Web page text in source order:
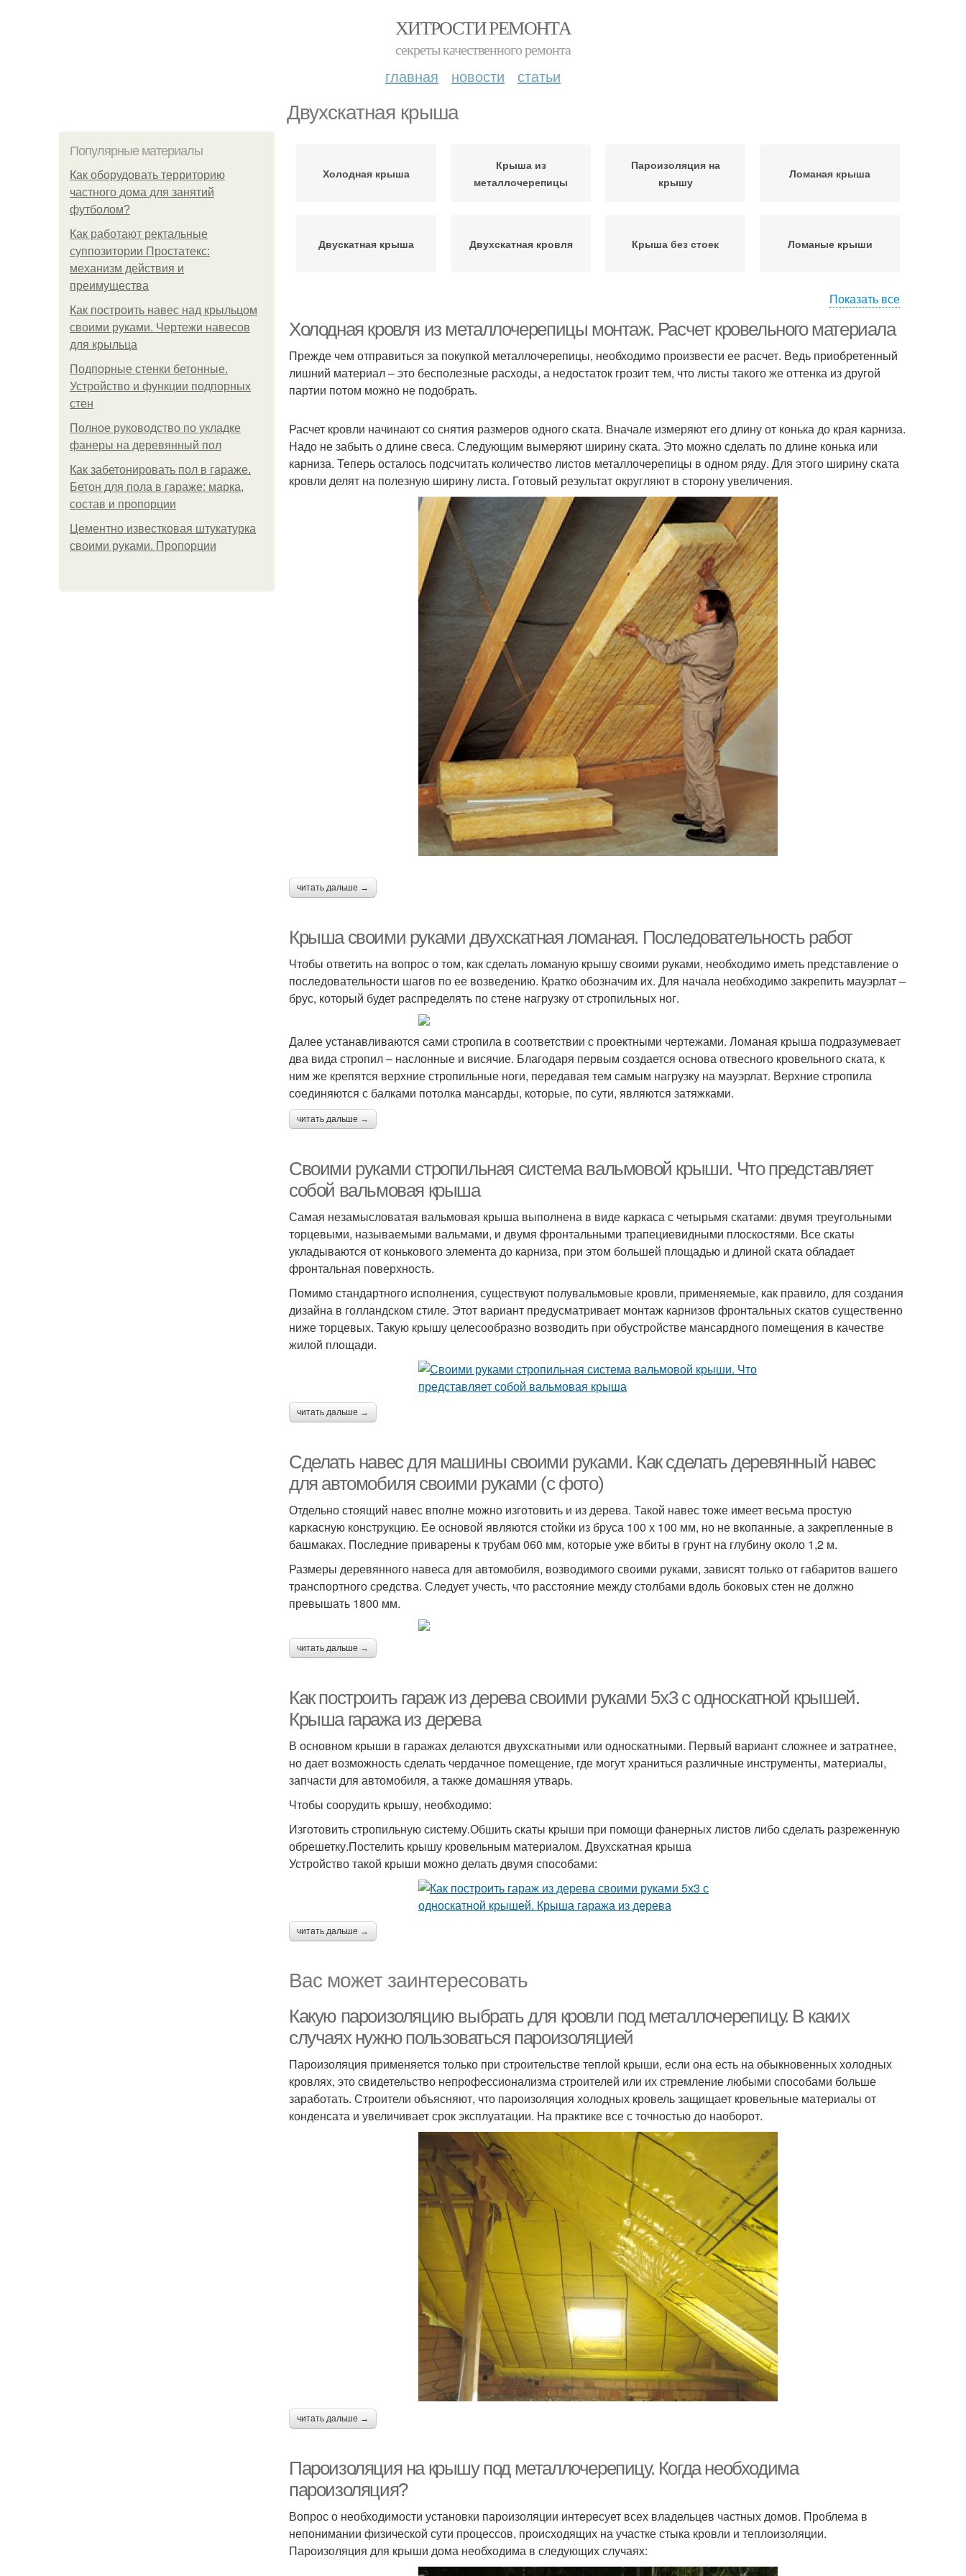
ХИТРОСТИ РЕМОНТА
секреты качественного ремонта
главная новости статьи
Двухскатная крыша
Популярные материалы
Как оборудовать территорию
частного дома для занятий
футболом?
Как работают ректальные
суппозитории Простатекс:
механизм действия и
преимущества
Как построить навес над крыльцом
своими руками. Чертежи навесов
для крыльца
Подпорные стенки бетонные.
Устройство и функции подпорных
стен
Полное руководство по укладке
фанеры на деревянный пол
Как забетонировать пол в гараже.
Бетон для пола в гараже: марка,
состав и пропорции
Цементно известковая штукатурка
своими руками. Пропорции
Холодная крыша
Крыша из
металлочерепицы
Пароизоляция на
крышу
Ломаная крыша
Двускатная крыша Двухскатная кровля Крыша без стоек Ломаные крыши
Вальмовые крыши
Показать все
Холодная кровля из металлочерепицы монтаж. Расчет кровельного материала
Прежде чем отправиться за покупкой металлочерепицы, необходимо произвести ее расчет. Ведь приобретенный
лишний материал – это бесполезные расходы, а недостаток грозит тем, что листы такого же оттенка из другой
партии потом можно не подобрать.
Расчет кровли начинают со снятия размеров одного ската. Вначале измеряют его длину от конька до края карниза.
Надо не забыть о длине свеса. Следующим вымеряют ширину ската. Это можно сделать по длине конька или
карниза. Теперь осталось подсчитать количество листов металлочерепицы в одном ряду. Для этого ширину ската
кровли делят на полезную ширину листа. Готовый результат округляют в сторону увеличения.
читать дальше →
Крыша своими руками двухскатная ломаная. Последовательность работ
Чтобы ответить на вопрос о том, как сделать ломаную крышу своими руками, необходимо иметь представление о
последовательности шагов по ее возведению. Кратко обозначим их. Для начала необходимо закрепить мауэрлат –
брус, который будет распределять по стене нагрузку от стропильных ног.
Далее устанавливаются сами стропила в соответствии с проектными чертежами. Ломаная крыша подразумевает
два вида стропил – наслонные и висячие. Благодаря первым создается основа отвесного кровельного ската, к
ним же крепятся верхние стропильные ноги, передавая тем самым нагрузку на мауэрлат. Верхние стропила
соединяются с балками потолка мансарды, которые, по сути, являются затяжками.
читать дальше →
Своими руками стропильная система вальмовой крыши. Что представляет
собой вальмовая крыша
Самая незамысловатая вальмовая крыша выполнена в виде каркаса с четырьмя скатами: двумя треугольными
торцевыми, называемыми вальмами, и двумя фронтальными трапециевидными плоскостями. Все скаты
укладываются от конькового элемента до карниза, при этом большей площадью и длиной ската обладает
фронтальная поверхность.
Помимо стандартного исполнения, существуют полувальмовые кровли, применяемые, как правило, для создания
дизайна в голландском стиле. Этот вариант предусматривает монтаж карнизов фронтальных скатов существенно
ниже торцевых. Такую крышу целесообразно возводить при обустройстве мансардного помещения в качестве
жилой площади.
читать дальше →
Сделать навес для машины своими руками. Как сделать деревянный навес
для автомобиля своими руками (с фото)
Отдельно стоящий навес вполне можно изготовить и из дерева. Такой навес тоже имеет весьма простую
каркасную конструкцию. Ее основой являются стойки из бруса 100 х 100 мм, но не вкопанные, а закрепленные в
башмаках. Последние приварены к трубам 060 мм, которые уже вбиты в грунт на глубину около 1,2 м.
Размеры деревянного навеса для автомобиля, возводимого своими руками, зависят только от габаритов вашего
транспортного средства. Следует учесть, что расстояние между столбами вдоль боковых стен не должно
превышать 1800 мм.
читать дальше →
Как построить гараж из дерева своими руками 5х3 с односкатной крышей.
Крыша гаража из дерева
В основном крыши в гаражах делаются двухскатными или односкатными. Первый вариант сложнее и затратнее,
но дает возможность сделать чердачное помещение, где могут храниться различные инструменты, материалы,
запчасти для автомобиля, а также домашняя утварь.
Чтобы соорудить крышу, необходимо:
Изготовить стропильную систему.Обшить скаты крыши при помощи фанерных листов либо сделать разреженную
обрешетку.Постелить крышу кровельным материалом. Двухскатная крыша
Устройство такой крыши можно делать двумя способами:
читать дальше →
Вас может заинтересовать
Какую пароизоляцию выбрать для кровли под металлочерепицу. В каких
случаях нужно пользоваться пароизоляцией
Пароизоляция применяется только при строительстве теплой крыши, если она есть на обыкновенных холодных
кровлях, это свидетельство непрофессионализма строителей или их стремление любыми способами больше
заработать. Строители объясняют, что пароизоляция холодных кровель защищает кровельные материалы от
конденсата и увеличивает срок эксплуатации. На практике все с точностью до наоборот.
читать дальше →
Пароизоляция на крышу под металлочерепицу. Когда необходима
пароизоляция?
Вопрос о необходимости установки пароизоляции интересует всех владельцев частных домов. Проблема в
непонимании физической сути процессов, происходящих на участке стыка кровли и теплоизоляции.
Пароизоляция для крыши дома необходима в следующих случаях: